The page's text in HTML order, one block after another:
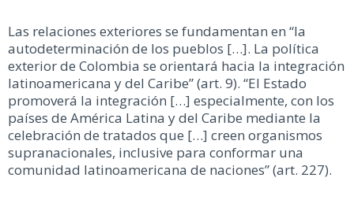
Las relaciones exteriores se fundamentan en “la
autodeterminación de los pueblos […]. La política
exterior de Colombia se orientará hacia la integración
latinoamericana y del Caribe” (art. 9). “El Estado
promoverá la integración […] especialmente, con los
países de América Latina y del Caribe mediante la
celebración de tratados que […] creen organismos
supranacionales, inclusive para conformar una
comunidad latinoamericana de naciones” (art. 227).